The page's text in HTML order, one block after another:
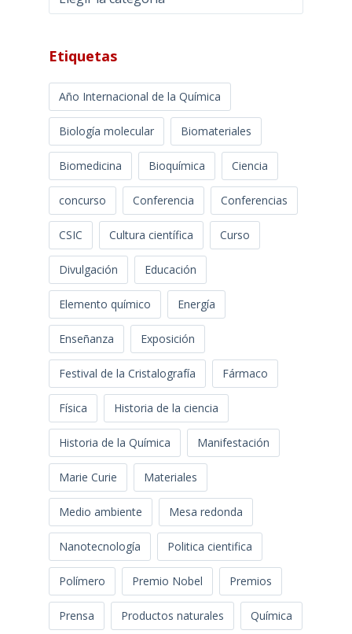
Etiquetas
Año Internacional de la Química
Biología molecular Biomateriales
Biomedicina Bioquímica Ciencia
concurso Conferencia Conferencias
CSIC Cultura científica Curso
Divulgación Educación
Elemento químico Energía
Enseñanza Exposición
Festival de la Cristalografía Fármaco
Física Historia de la ciencia
Historia de la Química Manifestación
Marie Curie Materiales
Medio ambiente Mesa redonda
Nanotecnología Politica cientifica
Polímero Premio Nobel Premios
Prensa Productos naturales Química